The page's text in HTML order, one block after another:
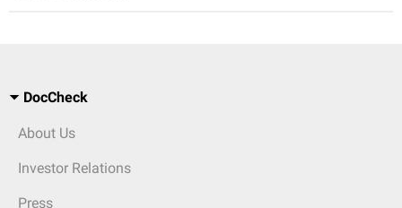
DocCheck
About Us
Investor Relations
Press